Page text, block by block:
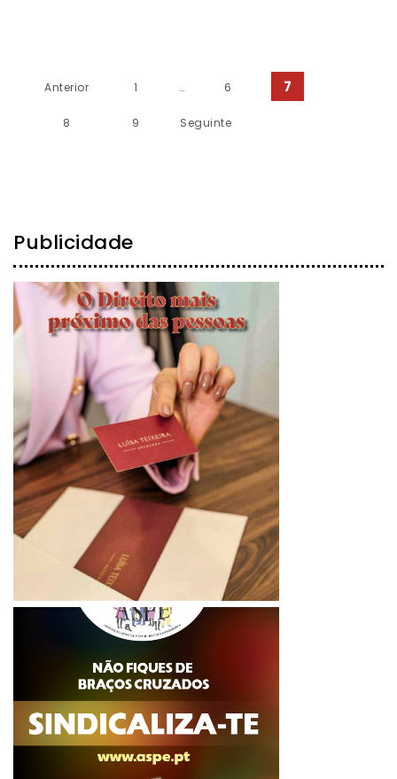
Paginação dos conteúdos
Anterior 1 … 6 7
8 9 Seguinte
Publicidade